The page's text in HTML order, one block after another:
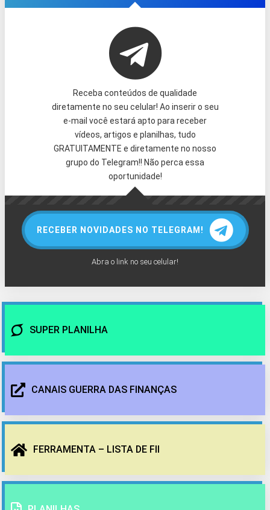
Receba conteúdos de qualidade
diretamente no seu celular! Ao inserir o seu
e-mail você estará apto para receber
vídeos, artigos e planilhas, tudo
GRATUITAMENTE e diretamente no nosso
grupo do Telegram!! Não perca essa
oportunidade!
RECEBER NOVIDADES NO TELEGRAM!
Abra o link no seu celular!
SUPER PLANILHA
CANAIS GUERRA DAS FINANÇAS
FERRAMENTA – LISTA DE FII